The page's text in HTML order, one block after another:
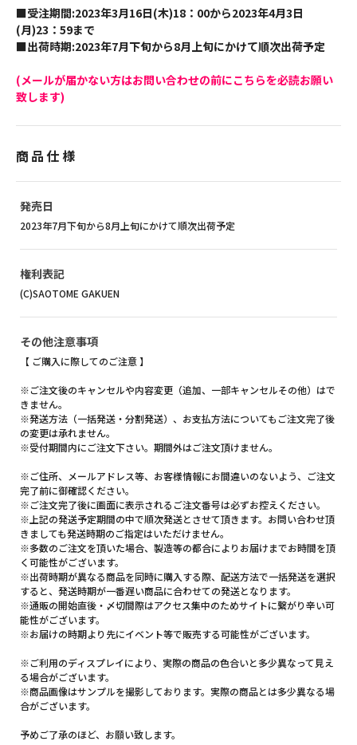
■受注期間:2023年3月16日(木)18：00から2023年4月3日
(月)23：59まで
■出荷時期:2023年7月下旬から8月上旬にかけて順次出荷予定
(メールが届かない方はお問い合わせの前にこちらを必読お願い
致します)
商品仕様
発売日
2023年7月下旬から8月上旬にかけて順次出荷予定
権利表記
(C)SAOTOME GAKUEN
その他注意事項
【 ご購入に際してのご注意 】
※ご注文後のキャンセルや内容変更（追加、一部キャンセルその他）はで
きません。
※発送方法（一括発送・分割発送）、お支払方法についてもご注文完了後
の変更は承れません。
※受付期間内にご注文下さい。期間外はご注文頂けません。
※ご住所、メールアドレス等、お客様情報にお間違いのないよう、ご注文
完了前に御確認ください。
※ご注文完了後に画面に表示されるご注文番号は必ずお控えください。
※上記の発送予定期間の中で順次発送とさせて頂きます。お問い合わせ頂
きましても発送時期のご指定はいただけません。
※多数のご注文を頂いた場合、製造等の都合によりお届けまでお時間を頂
く可能性がございます。
※出荷時期が異なる商品を同時に購入する際、配送方法で一括発送を選択
すると、発送時期が一番遅い商品に合わせての発送となります。
※通販の開始直後・〆切間際はアクセス集中のためサイトに繋がり辛い可
能性がございます。
※お届けの時期より先にイベント等で販売する可能性がございます。
※ご利用のディスプレイにより、実際の商品の色合いと多少異なって見え
る場合がございます。
※商品画像はサンプルを撮影しております。実際の商品とは多少異なる場
合がございます。
予めご了承のほど、お願い致します。